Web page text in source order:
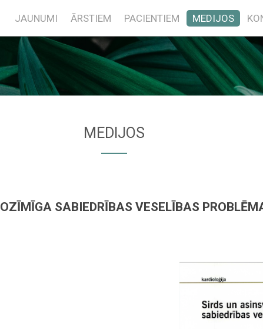
JAUNUMI ĀRSTIEM PACIENTIEM MEDIJOS
MEDIJOS
SABIEDRĪBAS VESELĪBAS